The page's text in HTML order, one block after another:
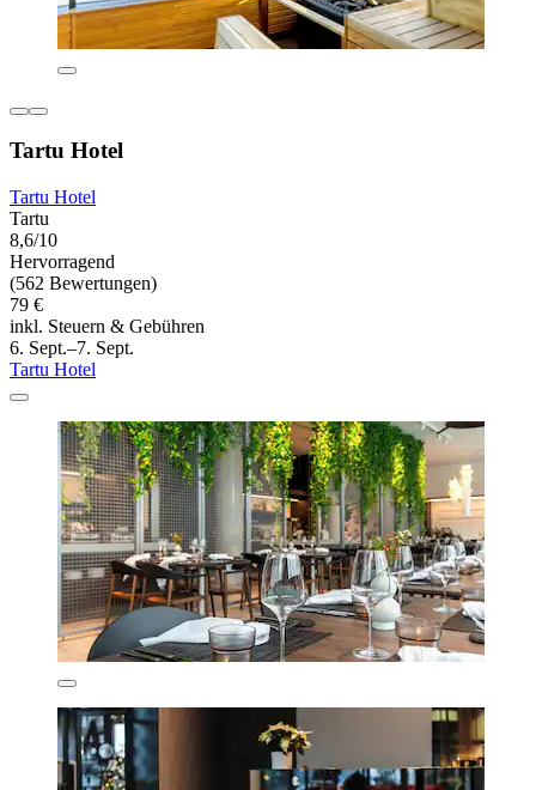
Tartu Hotel
Tartu Hotel
Tartu
8,6/10
Hervorragend
(562 Bewertungen)
79 €
inkl. Steuern & Gebühren
6. Sept.–7. Sept.
Tartu Hotel